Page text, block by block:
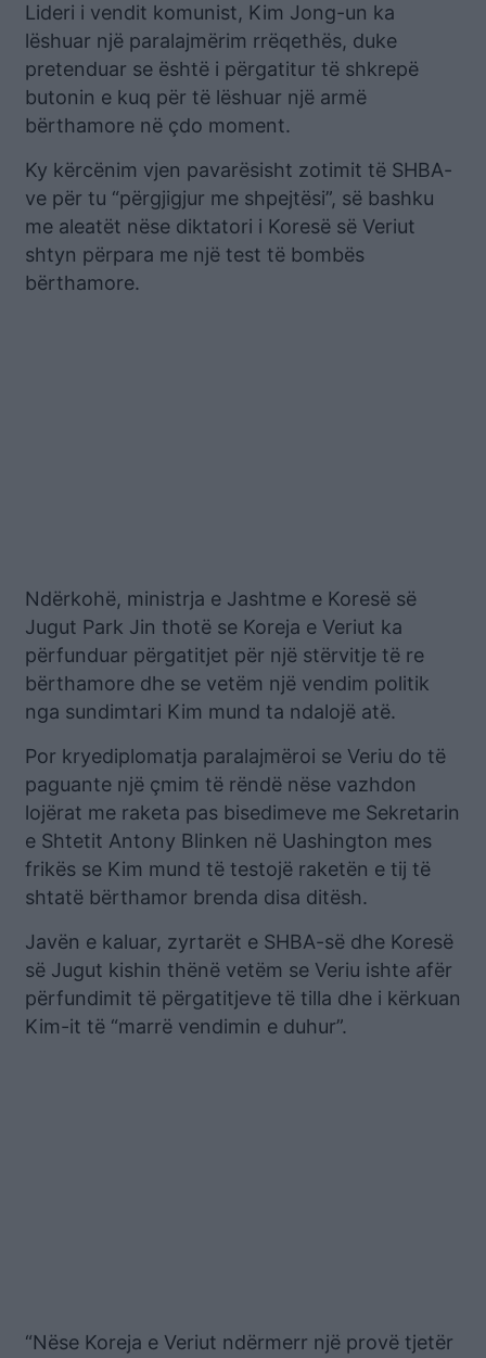
Lideri i vendit komunist, Kim Jong-un ka
lëshuar një paralajmërim rrëqethës, duke
pretenduar se është i përgatitur të shkrepë
butonin e kuq për të lëshuar një armë
bërthamore në çdo moment.
Ky kërcënim vjen pavarësisht zotimit të SHBA-
ve për tu “përgjigjur me shpejtësi”, së bashku
me aleatët nëse diktatori i Koresë së Veriut
shtyn përpara me një test të bombës
bërthamore.
Ndërkohë, ministrja e Jashtme e Koresë së
Jugut Park Jin thotë se Koreja e Veriut ka
përfunduar përgatitjet për një stërvitje të re
bërthamore dhe se vetëm një vendim politik
nga sundimtari Kim mund ta ndalojë atë.
Por kryediplomatja paralajmëroi se Veriu do të
paguante një çmim të rëndë nëse vazhdon
lojërat me raketa pas bisedimeve me Sekretarin
e Shtetit Antony Blinken në Uashington mes
frikës se Kim mund të testojë raketën e tij të
shtatë bërthamor brenda disa ditësh.
Javën e kaluar, zyrtarët e SHBA-së dhe Koresë
së Jugut kishin thënë vetëm se Veriu ishte afër
përfundimit të përgatitjeve të tilla dhe i kërkuan
Kim-it të “marrë vendimin e duhur”.
“Nëse Koreja e Veriut ndërmerr një provë tjetër